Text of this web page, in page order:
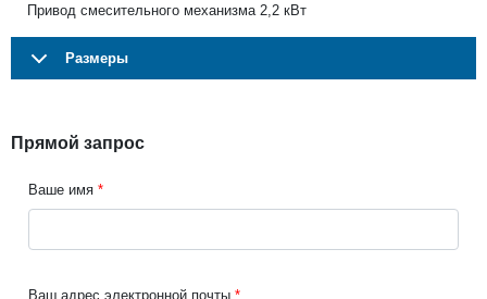
Привод смесительного механизма 2,2 кВт
Размеры
Прямой запрос
Ваше имя
Ваш адрес электронной почты